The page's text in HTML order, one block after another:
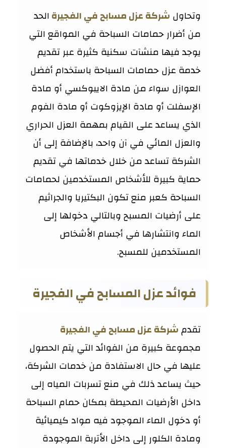
وتحاول شركة عزل مسابح في الفجيرةالحد
من أضرار حمامات السباحة في المواقع التي
يوجد فيها منشآت سكنية كثيرة عبر تقديم
خدمة عزل حمامات السباحة باستخدام أفضل
العوازل سواء من مادة الايبوكسي أو مادة
الإسفلت أو مادة الإيزوكوت أو مادة الفوم
الذي يساعد على القيام بمهمة العزل الحراري
والعزل المائي في آن واحد، بالإضافة إلى أن
الشركة تساعد من خلال خدماتها في تقديم
حماية كبيرة للأشخاص المستخدمين لحمامات
السباحة كعبر منع تكون البكتيريا والجراثيم
على أرضيات المسبح وبالتالي دخولها إلى
الماء وانتشارها في أجسام الأشخاص
المستخدمين للمسبح.
فوائد عزل المسابح في الفجيرة
تقدمشركة عزل مسابح في الفجيرة
مجموعة كبيرة من الفوائد التي يتم الحصول
عليها في حال الاستفادة من خدمات الشركة،
حيث يساعد ذلك في منع تسربات المياه إلى
داخل الأرضيات المحيطة بمكان حمام السباحة
أو دخول الماء الموجود فيه مواد كيميائية
ومادة الكلور إلى داخل الأتربة الموجودة